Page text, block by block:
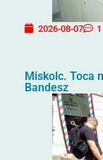
2026-08-07
Miskolc. Toca
Bandesz